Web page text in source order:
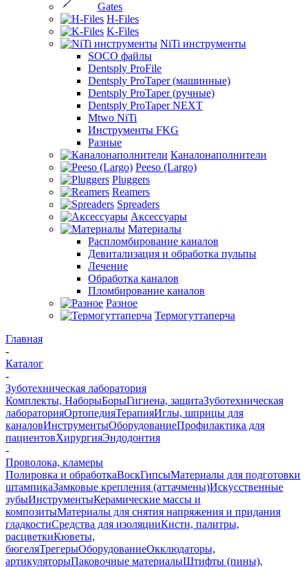
Gates
H-Files
K-Files
NiTi инструменты
SOCO файлы
Dentsply ProFile
Dentsply ProTaper (машинные)
Dentsply ProTaper (ручные)
Dentsply ProTaper NEXT
Mtwo NiTi
Инструменты FKG
Разные
Каналонаполнители
Peeso (Largo)
Pluggers
Reamers
Spreaders
Аксессуары
Материалы
Распломбирование каналов
Девитализация и обработка пульпы
Лечение
Обработка каналов
Пломбирование каналов
Разное
Термогуттаперча
Главная
-
Каталог
-
Зуботехническая лаборатория
Комплекты, НаборыБорыГигиена, защитаЗуботехническая
лабораторияОртопедияТерапияИглы, шприцы для
каналовИнструментыОборудованиеПрофилактика для
пациентовХирургияЭндодонтия
-
Проволока, кламеры
Полировка и обработкаВоскГипсыМатериалы для подготовки
штампикаЗамковые крепления (аттачмены)Искусственные
зубыИнструментыКерамические массы и
композитыМатериалы для снятия напряжения и придания
гладкостиСредства для изоляцииКисти, палитры,
расцветкиКюветы,
бюгеляТрегерыОборудованиеОкклюдаторы,
артикуляторыПаковочные материалыШтифты (пины),